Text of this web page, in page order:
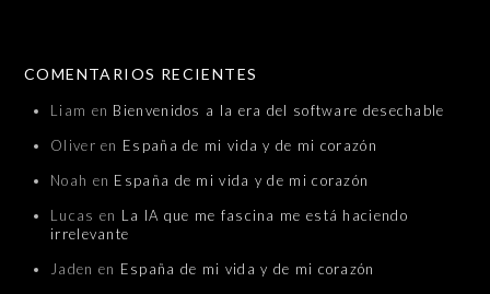
COMENTARIOS RECIENTES
Liam en Bienvenidos a la era del software desechable
Oliver en España de mi vida y de mi corazón
Noah en España de mi vida y de mi corazón
Lucas en La IA que me fascina me está haciendo
irrelevante
Jaden en España de mi vida y de mi corazón